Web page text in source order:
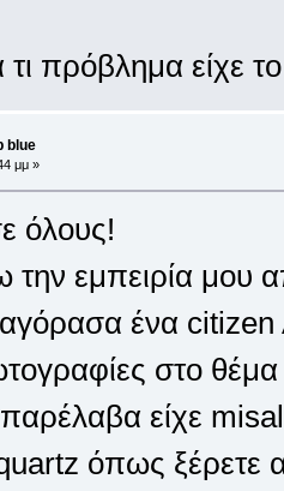
πρόβλημα είχε
blue
μμ »
όλους!
εμπειρία μου
ένα
στο θέμα
είχε
όπως ξέρετε